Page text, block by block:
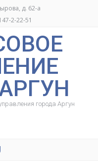
д. 62-а
2-22-51
города Аргун